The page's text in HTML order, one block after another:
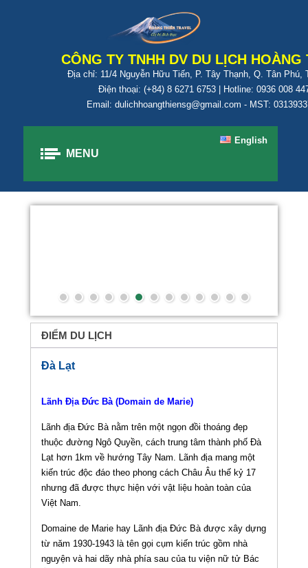
CÔNG TY TNHH DV DU LỊCH HOÀNG
Địa chỉ: 11/4 Nguyễn Hữu Tiến, P. Tây Thạnh, Q. Tân Phú,
Điện thoại: (+84) 8 6271 6753 | Hotline: 0936 008
Email: dulichhoangthiensg@gmail.com - MST:
MENU
English
ĐIỂM DU LỊCH
Đà Lạt
Lãnh Địa Đức Bà (Domain de Marie)
Lãnh địa Đức Bà nằm trên một ngọn đồi thoáng đẹp
thuộc đường Ngô Quyền, cách trung tâm thành phố Đà
Lạt hơn 1km về hướng Tây Nam. Lãnh địa mang một
kiến trúc độc đáo theo phong cách Châu Âu thế kỷ 17
nhưng đã được thực hiện với vật liệu hoàn toàn của
Việt Nam.
Domaine de Marie hay Lãnh địa Đức Bà được xây dựng
từ năm 1930-1943 là tên gọi cụm kiến trúc gồm nhà
nguyện và hai dãy nhà phía sau của tu viện nữ tử Bác